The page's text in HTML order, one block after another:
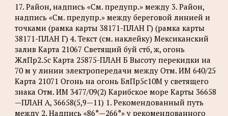
17. Район, надпись «См. предупр.» между 3. Район,
надпись «См. предупр.» между береговой линией и
точками (рамка карты 38171-ПЛАН Г) (рамка карты
38171-ПЛАН Г) 4. Текст (см. наклейку) Мексиканский
залив Карта 21067 Светящий буй стб, ж, огонь
ЖлПр2.5с Карта 25875-ПЛАН Б Высоту перекидки на
70 м у линии электропередачи между Отм. ИМ 640/25
Карта 21071 Огонь на огонь БлПр5с10М у светящего
знака Отм. ИМ 3477/09(2) Карибское море Карты 36658
—ПЛАН А, 36658(5,9—11) 1. Рекомендованный путь
между 2. Надпись «86°—266°» у рекомендованного